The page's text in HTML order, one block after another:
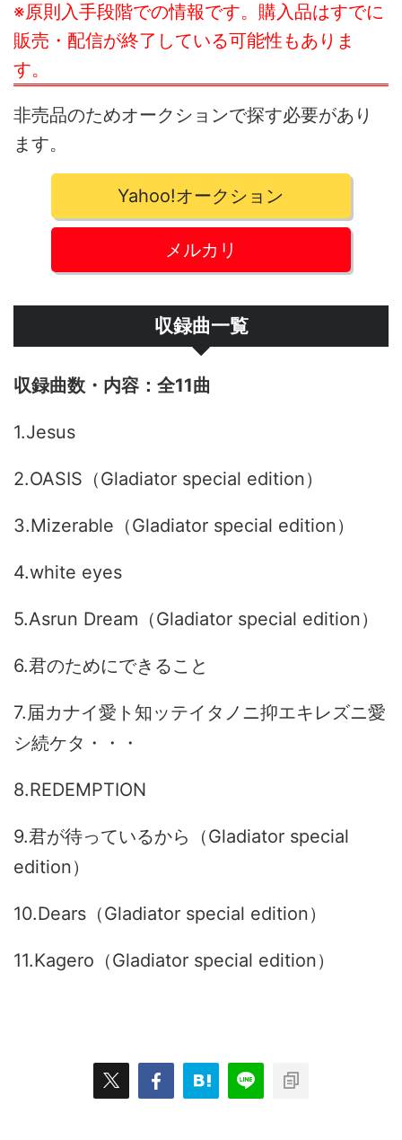
※原則入手段階での情報です。購入品はすでに
販売・配信が終了している可能性もありま
す。
非売品のためオークションで探す必要があり
ます。
Yahoo!オークション
メルカリ
収録曲一覧
全11曲
1.Jesus
2.OASIS（Gladiator special edition）
3.Mizerable（Gladiator special edition）
4.white eyes
5.Asrun Dream（Gladiator special edition）
6.君のためにできること
7.届カナイ愛ト知ッテイタノニ抑エキレズニ愛
シ続ケタ・・・
8.REDEMPTION
9.君が待っているから（Gladiator special
edition）
10.Dears（Gladiator special edition）
11.Kagero（Gladiator special edition）